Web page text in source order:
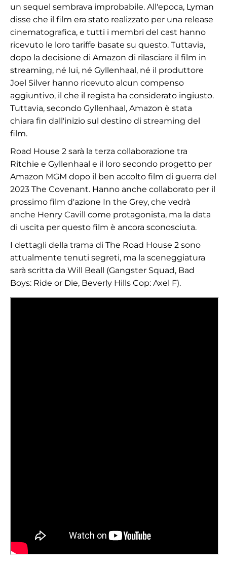
un sequel sembrava improbabile. All'epoca, Lyman
disse che il film era stato realizzato per una release
cinematografica, e tutti i membri del cast hanno
ricevuto le loro tariffe basate su questo. Tuttavia,
dopo la decisione di Amazon di rilasciare il film in
streaming, né lui, né Gyllenhaal, né il produttore
Joel Silver hanno ricevuto alcun compenso
aggiuntivo, il che il regista ha considerato ingiusto.
Tuttavia, secondo Gyllenhaal, Amazon è stata
chiara fin dall'inizio sul destino di streaming del
film.
Road House 2 sarà la terza collaborazione tra
Ritchie e Gyllenhaal e il loro secondo progetto per
Amazon MGM dopo il ben accolto film di guerra del
2023 The Covenant. Hanno anche collaborato per il
prossimo film d'azione In the Grey, che vedrà
anche Henry Cavill come protagonista, ma la data
di uscita per questo film è ancora sconosciuta.
I dettagli della trama di The Road House 2 sono
attualmente tenuti segreti, ma la sceneggiatura
sarà scritta da Will Beall (Gangster Squad, Bad
Boys: Ride or Die, Beverly Hills Cop: Axel F).